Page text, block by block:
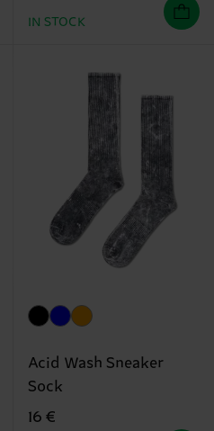
IN STOCK
Acid Wash Sneaker
Sock
16 €